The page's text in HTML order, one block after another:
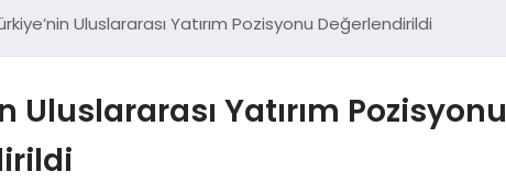
Uluslararası Yatırım Pozisyonu Değerlendirildi
Uluslararası Yatırım Pozisyonu